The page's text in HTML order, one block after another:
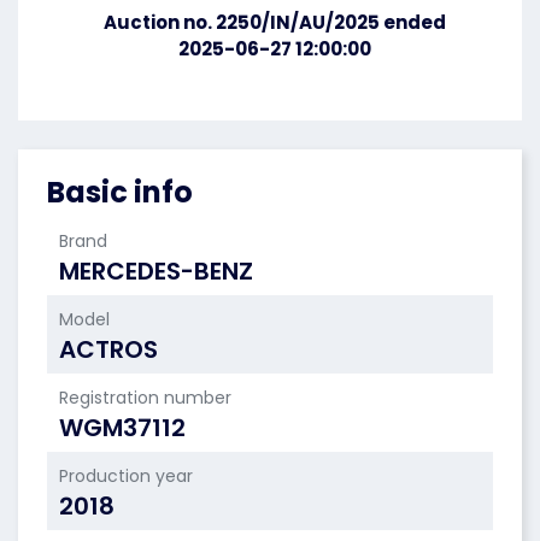
Basic info
Brand
MERCEDES-BENZ
Model
ACTROS
Registration number
WGM37112
Production year
2018
Auction no. 2250/IN/AU/2025 ended
2025-06-27 12:00:00